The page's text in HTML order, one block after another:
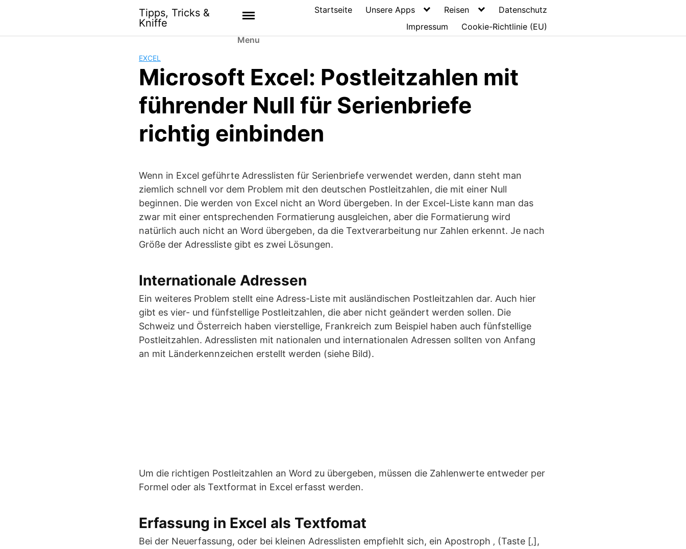
Tipps, Tricks &
Kniffe
Menu
Startseite Unsere Apps Reisen
Datenschutz
Impressum
Cookie-Richtlinie (EU)
EXCEL
Microsoft Excel: Postleitzahlen mit
führender Null für Serienbriefe
richtig einbinden
Wenn in Excel geführte Adresslisten für Serienbriefe verwendet werden, dann steht man
ziemlich schnell vor dem Problem mit den deutschen Postleitzahlen, die mit einer Null
beginnen. Die werden von Excel nicht an Word übergeben. In der Excel-Liste kann man das
zwar mit einer entsprechenden Formatierung ausgleichen, aber die Formatierung wird
natürlich auch nicht an Word übergeben, da die Textverarbeitung nur Zahlen erkennt. Je nach
Größe der Adressliste gibt es zwei Lösungen.
Internationale Adressen
Ein weiteres Problem stellt eine Adress-Liste mit ausländischen Postleitzahlen dar. Auch hier
gibt es vier- und fünfstellige Postleitzahlen, die aber nicht geändert werden sollen. Die
Schweiz und Österreich haben vierstellige, Frankreich zum Beispiel haben auch fünfstellige
Postleitzahlen. Adresslisten mit nationalen und internationalen Adressen sollten von Anfang
an mit Länderkennzeichen erstellt werden (siehe Bild).
Um die richtigen Postleitzahlen an Word zu übergeben, müssen die Zahlenwerte entweder per
Formel oder als Textformat in Excel erfasst werden.
Erfassung in Excel als Textfomat
Bei der Neuerfassung, oder bei kleinen Adresslisten empfiehlt sich, ein Apostroph ‚ (Taste [‚],